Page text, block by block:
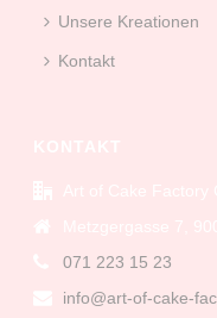
Unsere Kreationen
Kontakt
071 223 15 23
info@art-of-cake-